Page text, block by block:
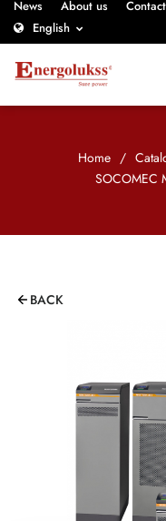
News About us
English
Home /
SOCOMEC
BACK